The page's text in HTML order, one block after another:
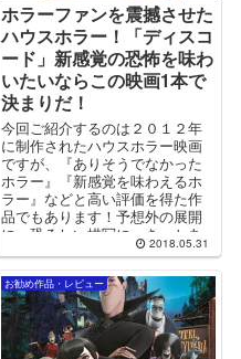
ホラーファンを震撼させた
ハウスホラー！「ディスコ
ード」新感覚の恐怖を味わ
いたいならこの映画1本で
決まりだ！
今回ご紹介するのは２０１２年
に制作されたハウスホラー映画
ですが、『ありそうでなかった
ホラー』『新感覚を味わえるホ
ラー』などと高い評価を得た作
品でもあります！予想外の展開
に、恐ろしい描写に、きっとあ
なたも背筋が凍るほど震撼す
2018.05.31
お勧め作品・レビュー